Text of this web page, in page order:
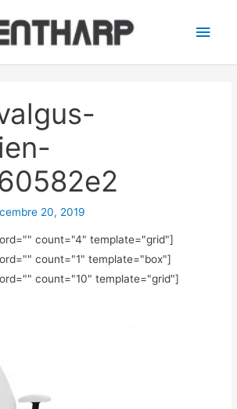
20, 2019
" count="4" template="grid"]
" count="1" template="box"]
" count="10" template="grid"]